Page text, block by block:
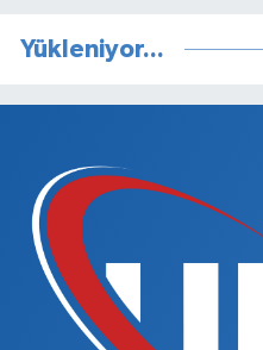
Yükleniyor...